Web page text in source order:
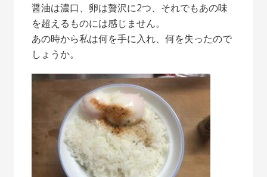
醤油は濃口、卵は贅沢に2つ、それでもあの味
を超えるものには感じません。
あの時から私は何を手に入れ、何を失ったので
しょうか。